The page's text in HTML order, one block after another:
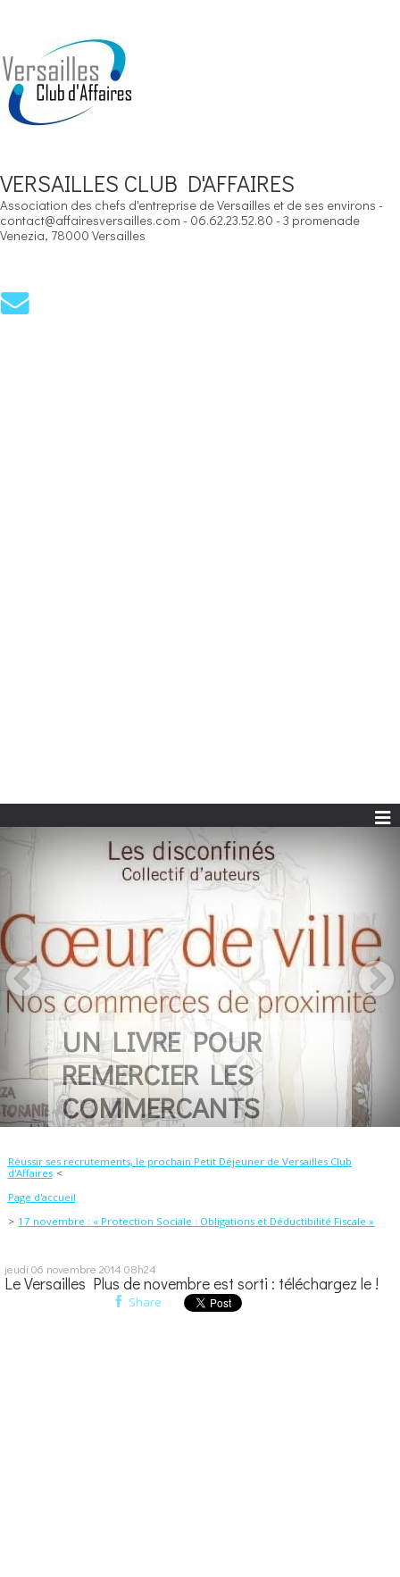
VERSAILLES CLUB D'AFFAIRES
Association des chefs d'entreprise de Versailles et de ses environs -
contact@affairesversailles.com - 06.62.23.52.80 - 3 promenade
Venezia, 78000 Versailles
UN LIVRE POUR
REMERCIER LES
COMMERCANTS
Réussir ses recrutements, le prochain Petit Déjeuner de Versailles Club
d'Affaires
Page d'accueil
17 novembre : « Protection Sociale : Obligations et Déductibilité Fiscale »
jeudi 06 novembre 2014 08h24
Le Versailles Plus de novembre est sorti : téléchargez le !
Share